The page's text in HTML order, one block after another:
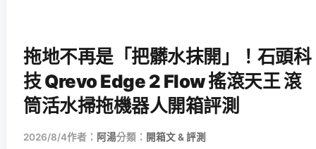
拖地不再是「把髒水抹開」！石頭科
技 Qrevo Edge 2 Flow 搖滾天王 滾
筒活水掃拖機器人開箱評測
2026/8/4作者： 阿湯分類： 開箱文 & 評測